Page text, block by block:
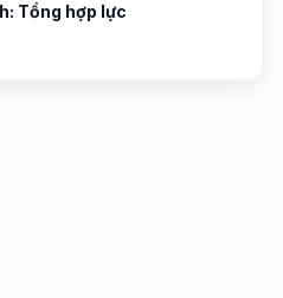
Tổng hợp lực